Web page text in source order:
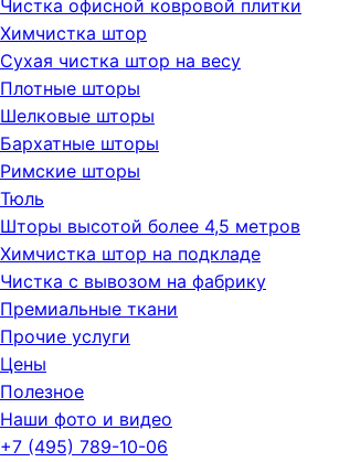
Чистка офисной ковровой плитки
Химчистка штор
Сухая чистка штор на весу
Плотные шторы
Шелковые шторы
Бархатные шторы
Римские шторы
Тюль
Шторы высотой более 4,5 метров
Химчистка штор на подкладе
Чистка с вывозом на фабрику
Премиальные ткани
Прочие услуги
Цены
Полезное
Наши фото и видео
+7 (495) 789-10-06